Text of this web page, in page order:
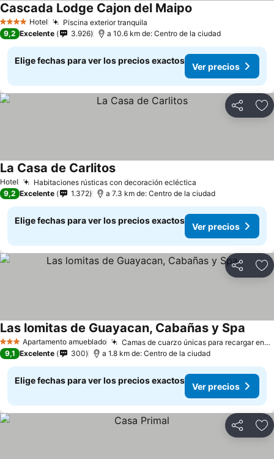
4 EstrellasHotel Piscina exterior tranquila
Cascada Lodge Cajon del Maipo
9,2 Excelente 3.926 a 10.6 km de: Centro de la ciudad
Elige fechas para ver los precios exactos
Ver precios
Compartir
Hotel Habitaciones rústicas con decoración ecléctica
La Casa de CarlitosVer precios
9,2 Excelente 1.372 a 7.3 km de: Centro de la ciudad
Elige fechas para ver los precios exactos
Ver precios
Compartir
3 EstrellasApartamento amueblado Camas de cuarzo únicas para recargar energías
Las lomitas de Guayacan, Cabañas y Spa
9,1 Excelente 300 a 1.8 km de: Centro de la ciudad
Elige fechas para ver los precios exactos
Ver precios
Compartir